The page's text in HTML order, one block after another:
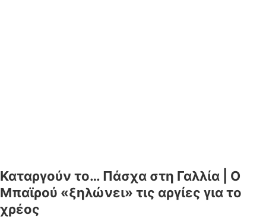
Καταργούν το… Πάσχα στη Γαλλία | Ο
Μπαϊρού «ξηλώνει» τις αργίες για το
χρέος